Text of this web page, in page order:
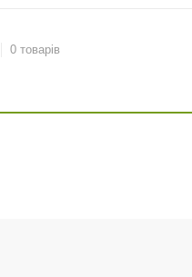
0 товарів